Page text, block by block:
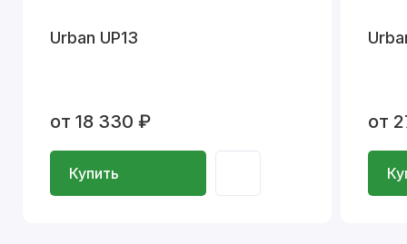
Urban UP13
от 18 330 ₽
Купить
от